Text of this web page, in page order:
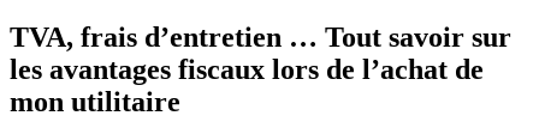
TVA, frais d’entretien … Tout savoir sur
les avantages fiscaux lors de l’achat de
mon utilitaire